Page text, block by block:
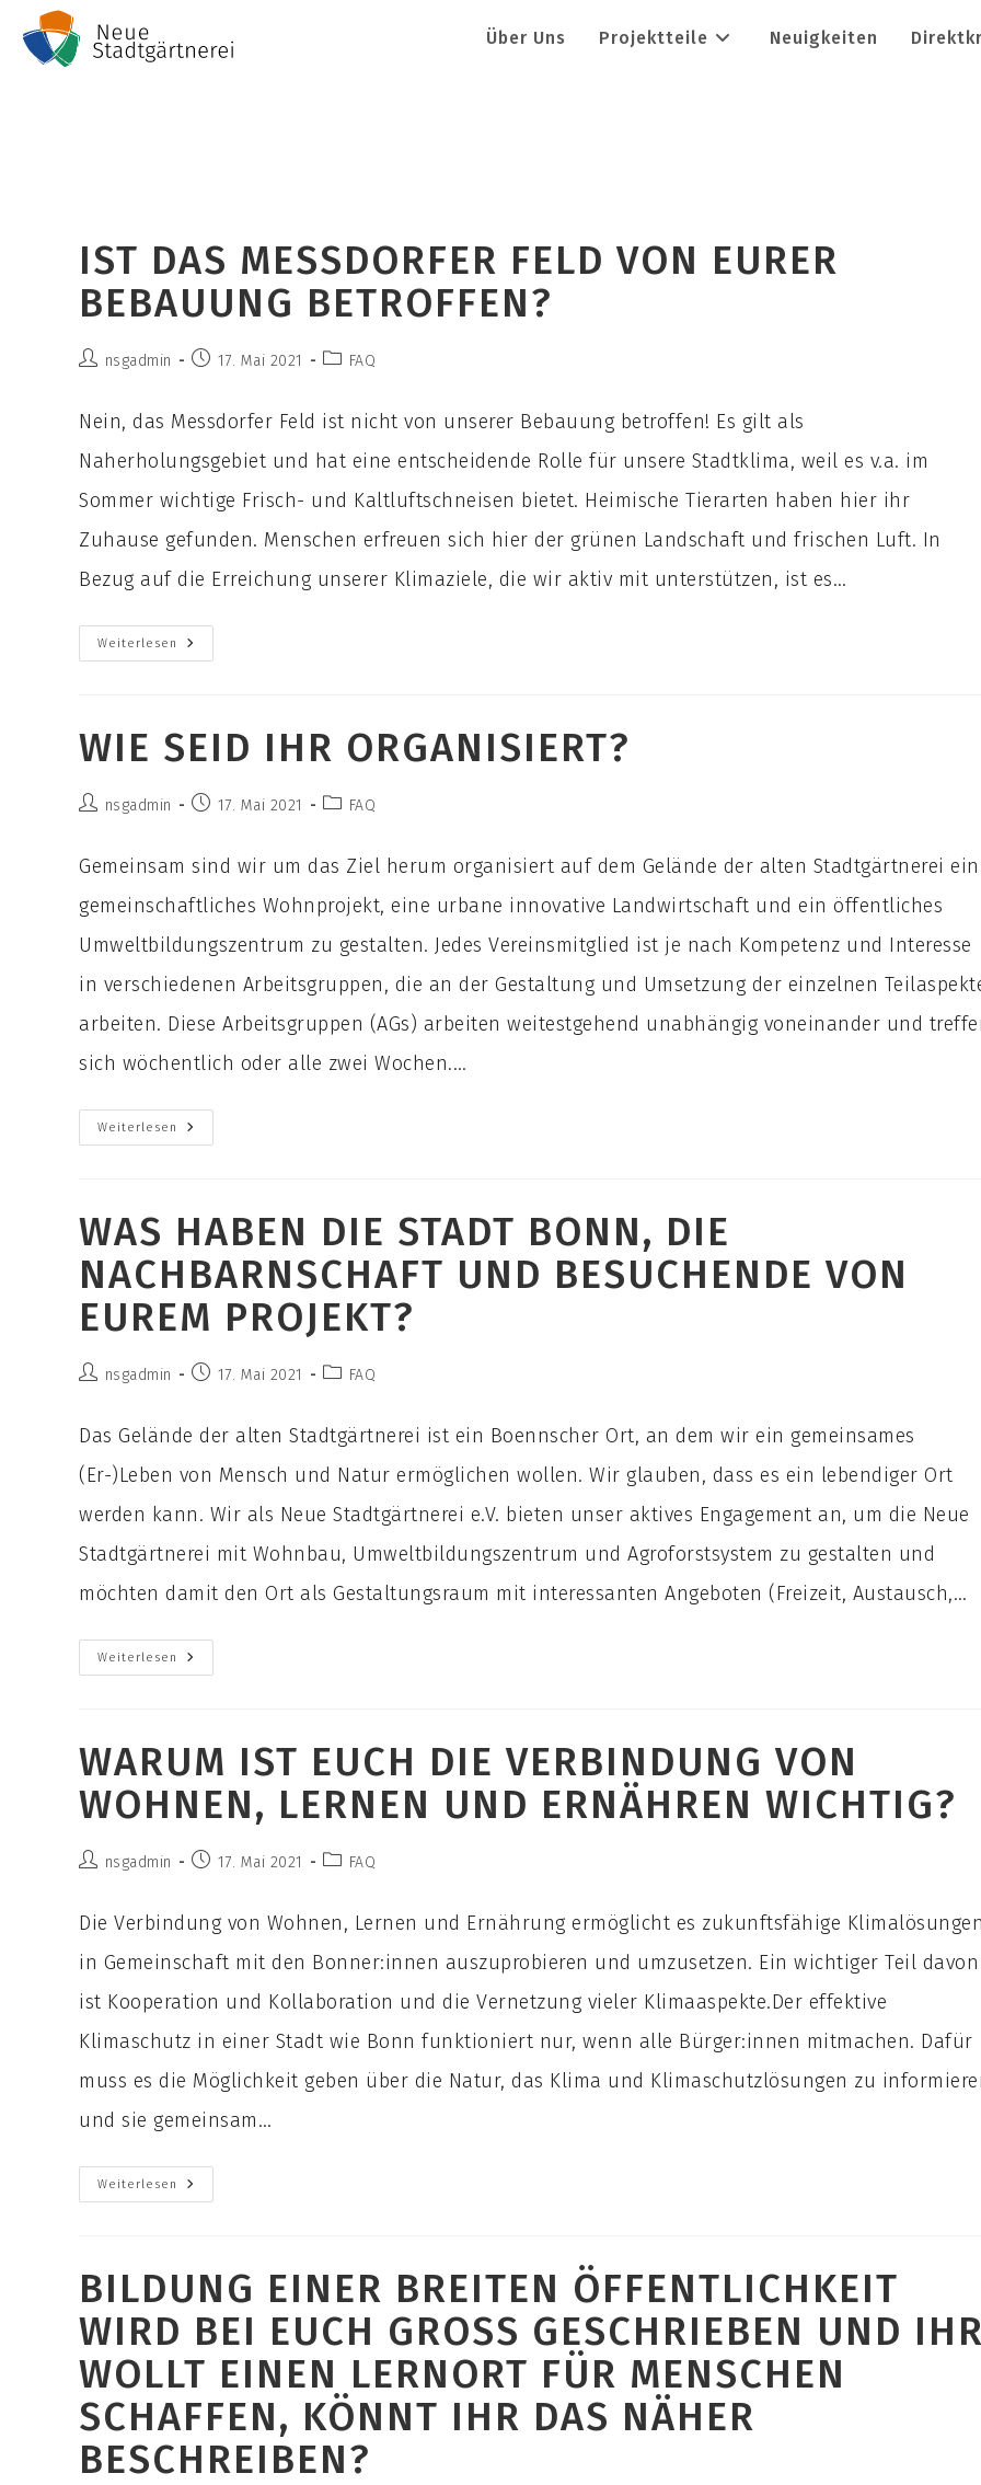
Inhalt
Über Uns Projektteile Neuigkeiten
IST DAS MESSDORFER FELD VON EURER
BEBAUUNG BETROFFEN?
Beitrags-
nsgadmin
Beitrag17. Mai 2021
Beitrags-
FAQ
Nein, das Messdorfer Feld ist nicht von unserer Bebauung betroffen! Es gilt als
Naherholungsgebiet und hat eine entscheidende Rolle für unsere Stadtklima, weil es v.a. im
Sommer wichtige Frisch- und Kaltluftschneisen bietet. Heimische Tierarten haben hier ihr
Zuhause gefunden. Menschen erfreuen sich hier der grünen Landschaft und frischen Luft. In
Bezug auf die Erreichung unserer Klimaziele, die wir aktiv mit unterstützen, ist es…
Weiterlesen
Ist
Das
Bebauung
Betroffen?
WIE SEID IHR ORGANISIERT?
Beitrags-
nsgadmin
Beitrag17. Mai 2021
Beitrags-
FAQ
Gemeinsam sind wir um das Ziel herum organisiert auf dem Gelände der alten Stadtgärtnerei ein
gemeinschaftliches Wohnprojekt, eine urbane innovative Landwirtschaft und ein öffentliches
Umweltbildungszentrum zu gestalten. Jedes Vereinsmitglied ist je nach Kompetenz und Interesse
in verschiedenen Arbeitsgruppen, die an der Gestaltung und Umsetzung der einzelnen
arbeiten. Diese Arbeitsgruppen (AGs) arbeiten weitestgehend unabhängig voneinander und
sich wöchentlich oder alle zwei Wochen.…
Weiterlesen
Wie
Seid
WAS HABEN DIE STADT BONN, DIE
NACHBARNSCHAFT UND BESUCHENDE VON
EUREM PROJEKT?
Beitrags-
nsgadmin
Beitrag17. Mai 2021
Beitrags-
FAQ
Das Gelände der alten Stadtgärtnerei ist ein Boennscher Ort, an dem wir ein gemeinsames
(Er-)Leben von Mensch und Natur ermöglichen wollen. Wir glauben, dass es ein lebendiger Ort
werden kann. Wir als Neue Stadtgärtnerei e.V. bieten unser aktives Engagement an, um die Neue
Stadtgärtnerei mit Wohnbau, Umweltbildungszentrum und Agroforstsystem zu gestalten und
möchten damit den Ort als Gestaltungsraum mit interessanten Angeboten (Freizeit, Austausch,…
Weiterlesen
Was
Haben
Nachbarnschaft
Und
Besuchende
Von
Eurem
WARUM IST EUCH DIE VERBINDUNG VON
WOHNEN, LERNEN UND ERNÄHREN WICHTIG?
Beitrags-
nsgadmin
Beitrag17. Mai 2021
Beitrags-
FAQ
Die Verbindung von Wohnen, Lernen und Ernährung ermöglicht es zukunftsfähige
in Gemeinschaft mit den Bonner:innen auszuprobieren und umzusetzen. Ein wichtiger Teil davon
ist Kooperation und Kollaboration und die Vernetzung vieler Klimaaspekte.Der effektive
Klimaschutz in einer Stadt wie Bonn funktioniert nur, wenn alle Bürger:innen mitmachen. Dafür
muss es die Möglichkeit geben über die Natur, das Klima und Klimaschutzlösungen zu
und sie gemeinsam…
Weiterlesen
Warum
Ist
Wohnen,
Lernen
Und
Ernähren
Wichtig?
BILDUNG EINER BREITEN ÖFFENTLICHKEIT
WIRD BEI EUCH GROSS GESCHRIEBEN UND IHR
OLLT EINEN LERNORT FÜR MENSCHEN S
CHAFFEN, KÖNNT IHR DAS NÄHER B
ESCHREIBEN?